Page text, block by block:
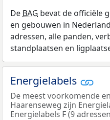
De BAG bevat de officiële
en gebouwen in
adressen, alle panden,
standplaatsen en
Energielabels
De meest voorkomende
Haarenseweg zijn
Energielabels F (9